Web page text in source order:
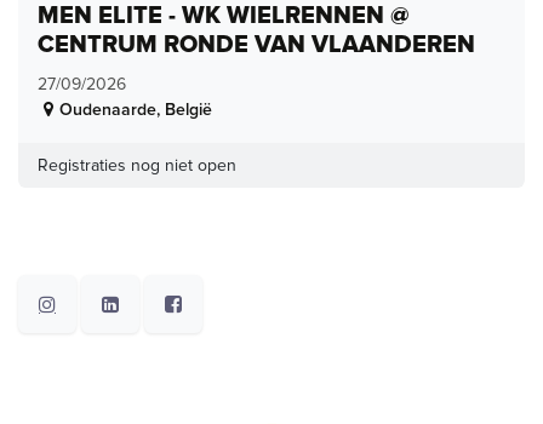
MEN ELITE - WK WIELRENNEN @
CENTRUM RONDE VAN VLAANDEREN
27/09/2026
Oudenaarde, België
Registraties nog niet open